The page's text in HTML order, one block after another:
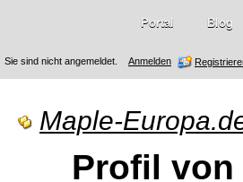
Sie sind nicht angemeldet. Anmelden
Portal Blog
Maple-
Profil von